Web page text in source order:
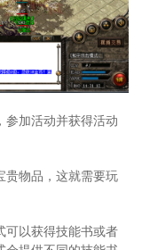
参加活动并获得活动
贵物品，这就需要玩
可以获得技能书或者